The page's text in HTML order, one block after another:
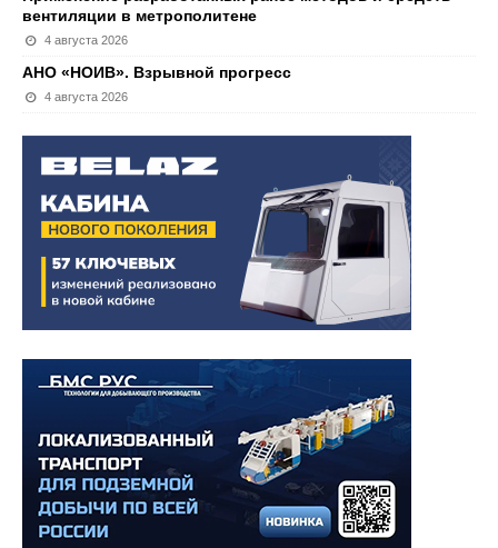
вентиляции в метрополитене
4 августа 2026
АНО «НОИВ». Взрывной прогресс
4 августа 2026